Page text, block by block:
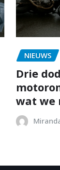
NIEUWS
Drie
wat we